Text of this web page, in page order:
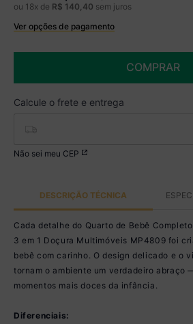
ou 18x de R$ 140 40 sem juros
Ver opções de pagamento
Boleto
COMPRAR
Não sei meu CEP
DESCRIÇÃO TÉCNICA
Cada detalhe do Quarto de Bebê
3 em 1 Doçura Multimóveis MP4809 foi
bebê com carinho. O design delicado e o
tornam o ambiente um verdadeiro abraço
momentos mais doces da infância.
Diferenciais: